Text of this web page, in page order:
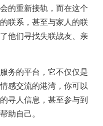
的重新接轨，而在这个
联系，甚至与家人的联
他们寻找失联战友、亲
务的平台，它不仅仅是
感交流的港湾，你可以
寻人信息，甚至参与到
助自己。